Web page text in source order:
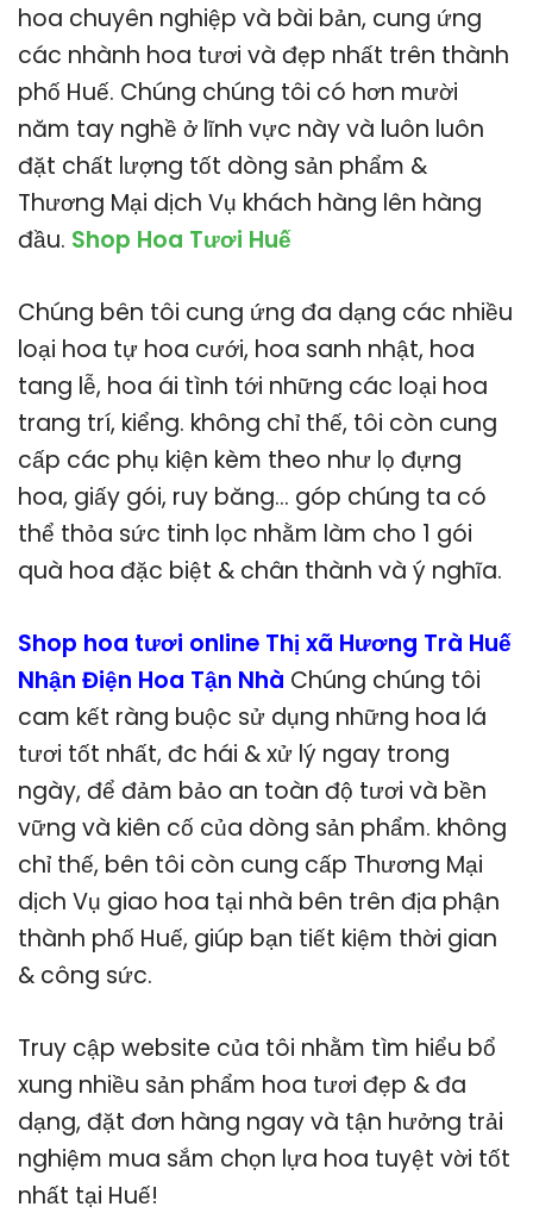
hoa chuyên nghiệp và bài bản, cung ứng
các nhành hoa tươi và đẹp nhất trên thành
phố Huế. Chúng chúng tôi có hơn mười
năm tay nghề ở lĩnh vực này và luôn luôn
đặt chất lượng tốt dòng sản phẩm &
Thương Mại dịch Vụ khách hàng lên hàng
đầu. Shop Hoa Tươi Huế
Chúng bên tôi cung ứng đa dạng các nhiều
loại hoa tự hoa cưới, hoa sanh nhật, hoa
tang lễ, hoa ái tình tới những các loại hoa
trang trí, kiểng. không chỉ thế, tôi còn cung
cấp các phụ kiện kèm theo như lọ đựng
hoa, giấy gói, ruy băng… góp chúng ta có
thể thỏa sức tinh lọc nhằm làm cho 1 gói
quà hoa đặc biệt & chân thành và ý nghĩa.
Shop hoa tươi online Thị xã Hương Trà Huế
Nhận Điện Hoa Tận Nhà Chúng chúng tôi
cam kết ràng buộc sử dụng những hoa lá
tươi tốt nhất, đc hái & xử lý ngay trong
ngày, để đảm bảo an toàn độ tươi và bền
vững và kiên cố của dòng sản phẩm. không
chỉ thế, bên tôi còn cung cấp Thương Mại
dịch Vụ giao hoa tại nhà bên trên địa phận
thành phố Huế, giúp bạn tiết kiệm thời gian
& công sức.
Truy cập website của tôi nhằm tìm hiểu bổ
xung nhiều sản phẩm hoa tươi đẹp & đa
dạng, đặt đơn hàng ngay và tận hưởng trải
nghiệm mua sắm chọn lựa hoa tuyệt vời tốt
nhất tại Huế!